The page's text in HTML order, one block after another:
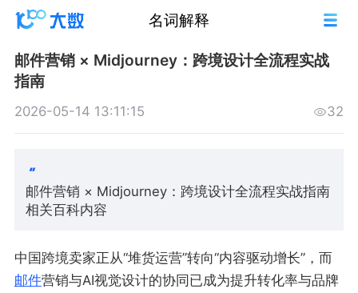
名词解释
邮件营销 × Midjourney：跨境设计全流程实战
指南
2026-05-14 13:11:15 32
邮件营销 × Midjourney：跨境设计全流程实战指南
相关百科内容
中国跨境卖家正从“堆货运营”转向“内容驱动增长”，而
邮件营销与AI视觉设计的协同已成为提升转化率与品牌